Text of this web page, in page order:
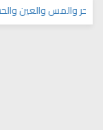
والمس والعين والحسد